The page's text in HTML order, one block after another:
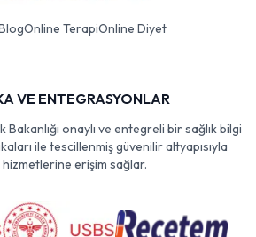
Online TerapiOnline Diyet
VE ENTEGRASYONLAR
onaylı ve entegreli bir sağlık bilgi
ile tescillenmiş güvenilir altyapısıyla
hizmetlerine erişim sağlar.